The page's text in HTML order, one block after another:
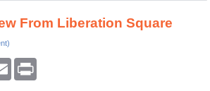
From Liberation Square
Email